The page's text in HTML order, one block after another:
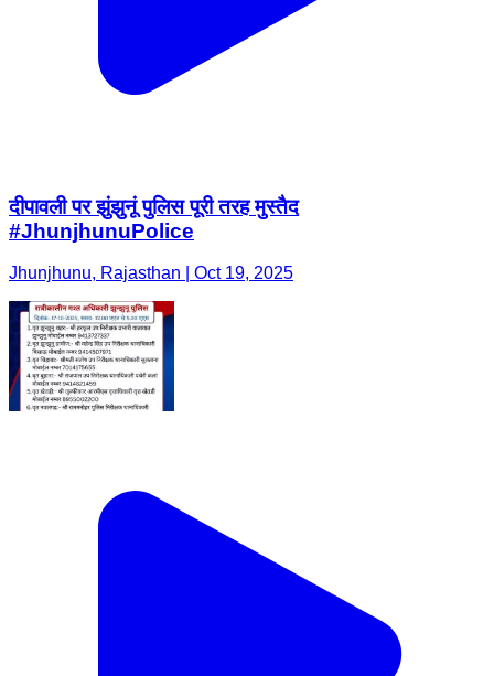
दीपावली पर झुंझुनूं पुलिस पूरी तरह मुस्तैद
#JhunjhunuPolice
Jhunjhunu, Rajasthan | Oct 19, 2025